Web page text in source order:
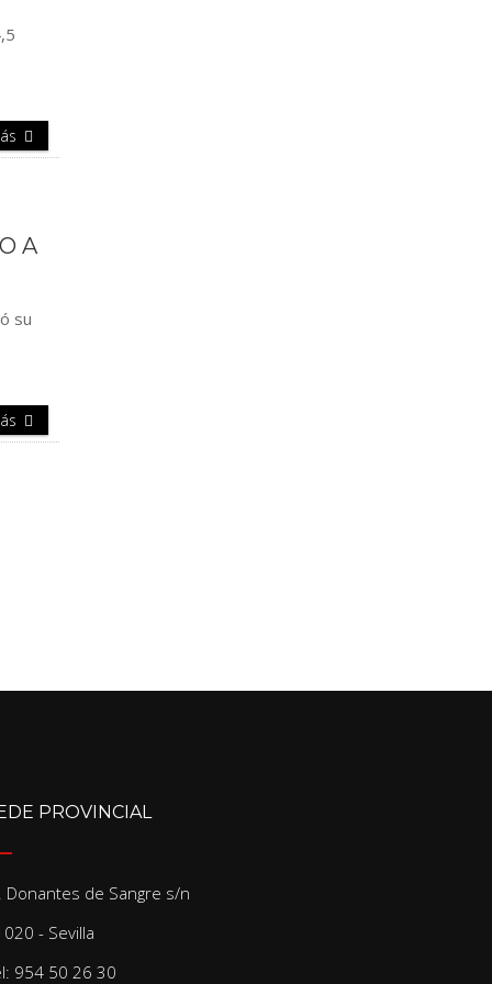
A
su
PROVINCIAL
Donantes de Sangre s/n
- Sevilla
954 50 26 30